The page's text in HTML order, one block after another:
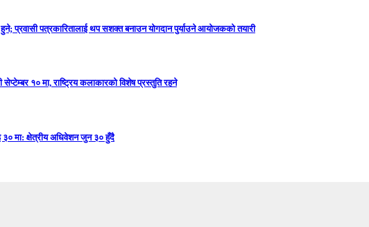
प्रवासी पत्रकारितालाई थप सशक्त बनाउन योगदान पुर्याउने आयोजकको तयारी
१० मा, राष्ट्रिय कलाकारको विशेष प्रस्तुति रहने
मा: क्षेत्रीय अधिवेशन जुन ३० हुँदै